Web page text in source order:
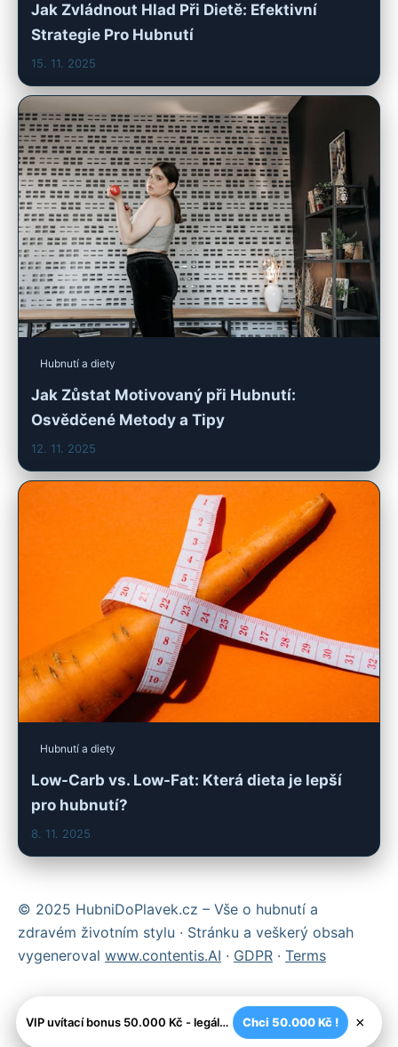
Jak Zvládnout Hlad Při Dietě: Efektivní
Strategie Pro Hubnutí
15. 11. 2025
Hubnutí a diety
Jak Zůstat Motivovaný při Hubnutí:
Osvědčené Metody a Tipy
12. 11. 2025
Hubnutí a diety
Low-Carb vs. Low-Fat: Která dieta je lepší
pro hubnutí?
8. 11. 2025
© 2025 HubniDoPlavek.cz – Vše o hubnutí a
zdravém životním stylu · Stránku a veškerý obsah
vygeneroval www.contentis.AI · GDPR · Terms
VIP uvítací bonus 50.000 Kč - legální české kasíno Chci 50.000 Kč ! ×